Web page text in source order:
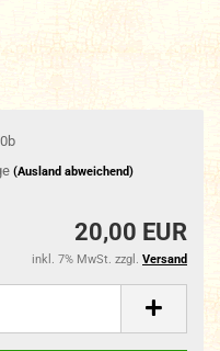
(Ausland abweichend)
20,00 EUR
inkl. 7% MwSt. zzgl. Versand